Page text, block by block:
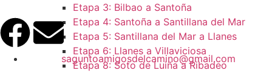
Etapa 3: Bilbao a Santoña
Etapa 4: Santoña a Santillana del Mar
Etapa 5: Santillana del Mar a Llanes
Etapa 6: Llanes a Villaviciosa
Etapa 8: Soto de Luiña a Ribadeo
saguntoamigosdelcamino@gmail.com